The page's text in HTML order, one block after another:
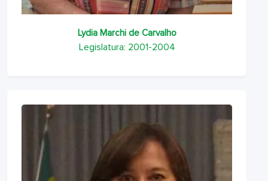
Lydia Marchi de Carvalho
Legislatura: 2001-2004